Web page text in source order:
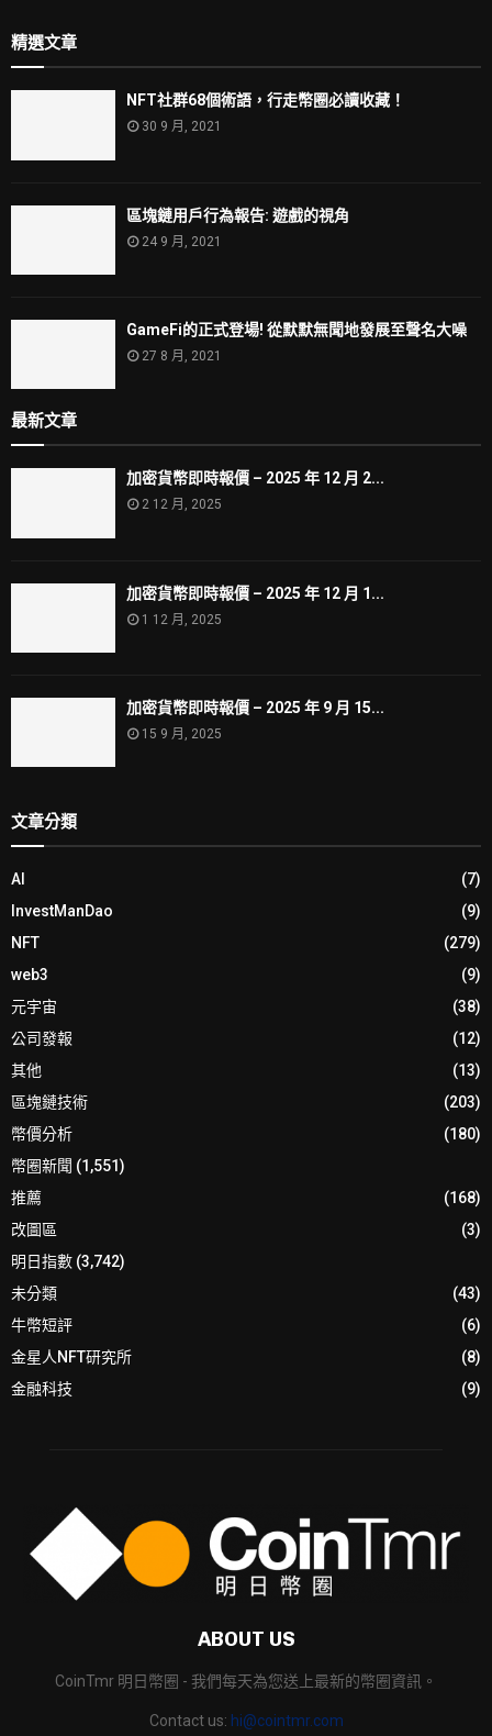
精選文章
NFT社群68個術語，行走幣圈必讀收藏！
30 9 月, 2021
區塊鏈用戶行為報告: 遊戲的視角
24 9 月, 2021
GameFi的正式登場! 從默默無聞地發展至聲名大噪
27 8 月, 2021
最新文章
加密貨幣即時報價 – 2025 年 12 月 2...
2 12 月, 2025
加密貨幣即時報價 – 2025 年 12 月 1...
1 12 月, 2025
加密貨幣即時報價 – 2025 年 9 月 15...
15 9 月, 2025
文章分類
AI
(7)
InvestManDao
(9)
NFT
(279)
web3
(9)
元宇宙
(38)
公司發報
(12)
其他
(13)
區塊鏈技術
(203)
幣價分析
(180)
幣圈新聞 (1,551)
推薦
(168)
改圖區
(3)
明日指數 (3,742)
未分類
(43)
牛幣短評
(6)
金星人NFT研究所
(8)
金融科技
(9)
ABOUT US
CoinTmr 明日幣圈 - 我們每天為您送上最新的幣圈資訊。
Contact us: hi@cointmr.com